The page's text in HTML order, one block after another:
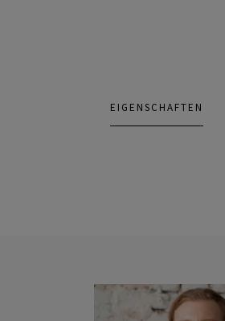
EIGENSCHAFTEN